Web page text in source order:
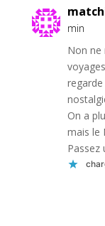
min
Non ne
On a
mais le
Passez